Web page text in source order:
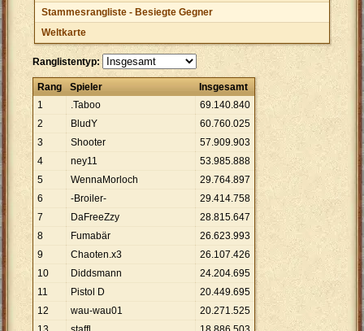
Stammesrangliste - Besiegte Gegner
Weltkarte
Ranglistentyp:
Rang Spieler
Insgesamt
1
.Taboo 69.140.840
2
BludY 60.760.025
3
Shooter 57.909.903
4
ney11 53.985.888
5
WennaMorloch 29.764.897
6
-Broiler- 29.414.758
7
DaFreeZzy 28.815.647
8
Fumabär 26.623.993
9
Chaoten.x3 26.107.426
10
Diddsmann 24.204.695
11
Pistol D 20.449.695
12
wau-wau01 20.271.525